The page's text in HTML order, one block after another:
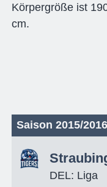
Körpergröße ist
cm.
Saison 2015/2016
DEL: Liga